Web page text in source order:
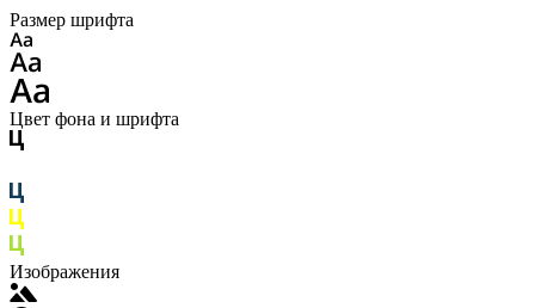
Размер шрифта
Цвет фона и шрифта
Изображения